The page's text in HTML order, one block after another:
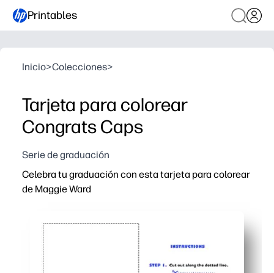
Printables
Inicio>Colecciones>
Tarjeta para colorear
Congrats Caps
Serie de graduación
Celebra tu graduación con esta tarjeta para colorear
de Maggie Ward